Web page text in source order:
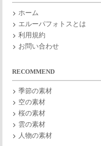
ホーム
エルーパフォトスとは
利用規約
お問い合わせ
RECOMMEND
季節の素材
空の素材
桜の素材
雲の素材
人物の素材